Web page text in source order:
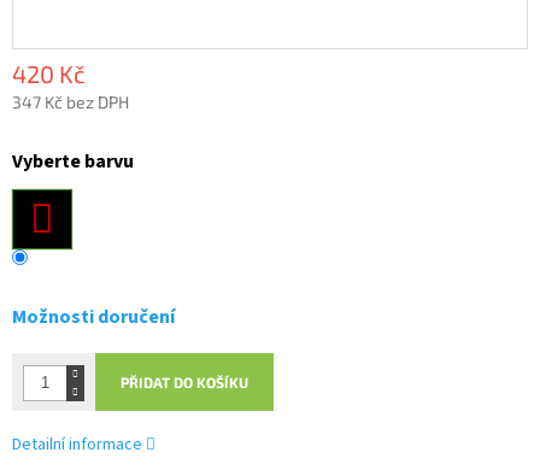
420 Kč
347 Kč bez DPH
cena:
Vyberte barvu
Možnosti doručení
PŘIDAT DO KOŠÍKU
Detailní informace